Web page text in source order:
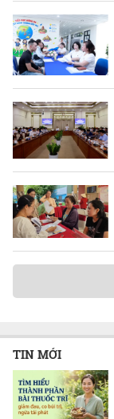
TIN MỚI